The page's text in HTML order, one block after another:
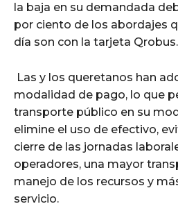
la baja en su demandada
por ciento de los abordajes
día son con la tarjeta Qrobus.
Las y los queretanos han
modalidad de pago, lo que
transporte público en su
elimine el uso de efectivo,
cierre de las jornadas
operadores, una mayor
manejo de los recursos y
servicio.